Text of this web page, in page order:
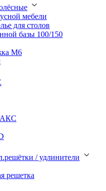
мебели
для столов
базы 100/150
М6
/ удлинители
решетка